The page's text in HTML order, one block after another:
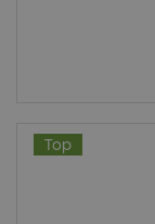
Top